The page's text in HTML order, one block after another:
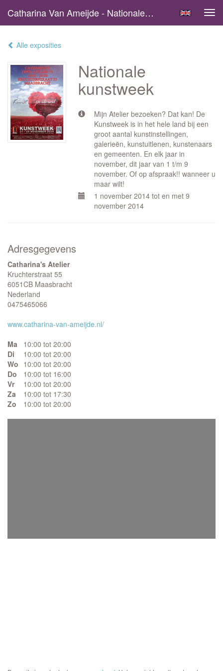
Catharina Van Ameijde - Nationale Kunstweek
Alle exposities
Nationale
kunstweek
Mijn Atelier bezoeken? Dat kan! De
Kunstweek is in het hele land bij een
groot aantal kunstinstellingen,
galerieën, kunstuitlenen, kunstenaars
en gemeenten. En elk jaar in
november, dit jaar van 1 t/m 9
november. Of op afspraak!! wanneer u
maar wilt!
1 november 2014 tot en met 9
november 2014
Adresgegevens
Catharina's Atelier
Kruchterstraat 55
6051CB Maasbracht
Nederland
0475465066
www.catharina-van-ameijde.nl/
Ma
10:00 tot 20:00
Di
10:00 tot 20:00
Wo 10:00 tot 20:00
Do
10:00 tot 16:00
Vr
10:00 tot 20:00
Za
10:00 tot 17:30
Zo
10:00 tot 20:00